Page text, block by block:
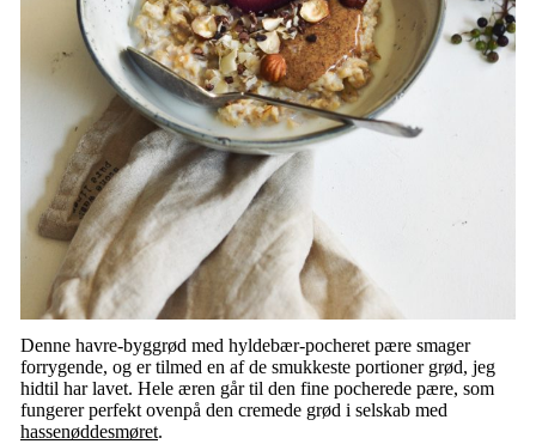
Denne havre-byggrød med hyldebær-pocheret pære smager
forrygende, og er tilmed en af de smukkeste portioner grød, jeg
hidtil har lavet. Hele æren går til den fine pocherede pære, som
fungerer perfekt ovenpå den cremede grød i selskab med
hassenøddesmøret.